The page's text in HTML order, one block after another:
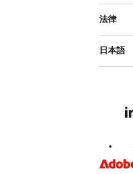
法律
日本語